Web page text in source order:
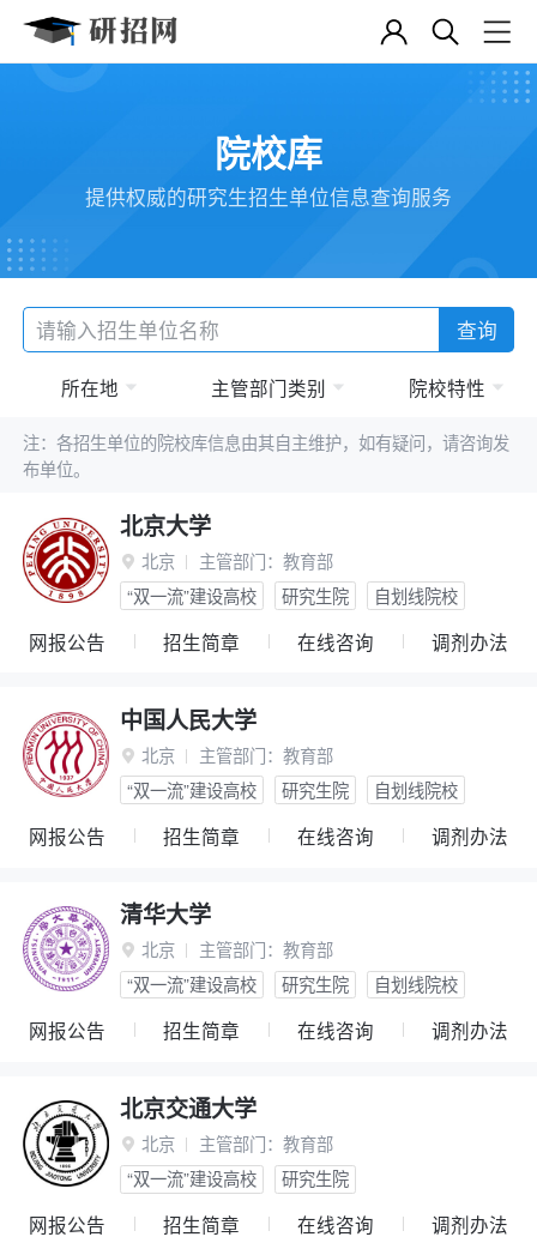
院校库
提供权威的研究生招生单位信息查询服务
查询
所在地 主管部门类别 院校特性
注：各招生单位的院校库信息由其自主维护，如有疑问，请咨询发
布单位。
北京大学
 北京 主管部门： 教育部
“双一流”建设高校
研究生院 自划线院校
网报公告 招生简章 在线咨询 调剂办法
中国人民大学
 北京 主管部门： 教育部
“双一流”建设高校
研究生院 自划线院校
网报公告 招生简章 在线咨询 调剂办法
清华大学
 北京 主管部门： 教育部
“双一流”建设高校
研究生院 自划线院校
网报公告 招生简章 在线咨询 调剂办法
北京交通大学
 北京 主管部门： 教育部
“双一流”建设高校
研究生院
网报公告 招生简章 在线咨询 调剂办法